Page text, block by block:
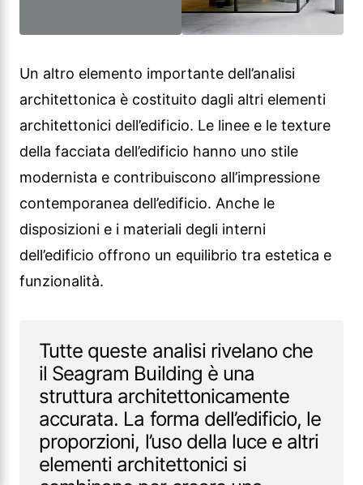
modernista e contribuiscono all’impressione
contemporanea dell’edificio. Anche le
disposizioni e i materiali degli interni
dell’edificio offrono un equilibrio tra estetica e
funzionalità.
Tutte queste analisi rivelano che
il Seagram Building è una
struttura architettonicamente
accurata. La forma dell’edificio, le
proporzioni, l’uso della luce e altri
struttura imponente. Il Seagram
Building è un importante
contributo allo skyline unico di
New York e al patrimonio
architettonico moderno.